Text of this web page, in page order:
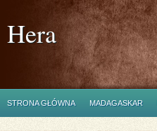
Hera
STRONA GŁÓWNA MADAGASKAR